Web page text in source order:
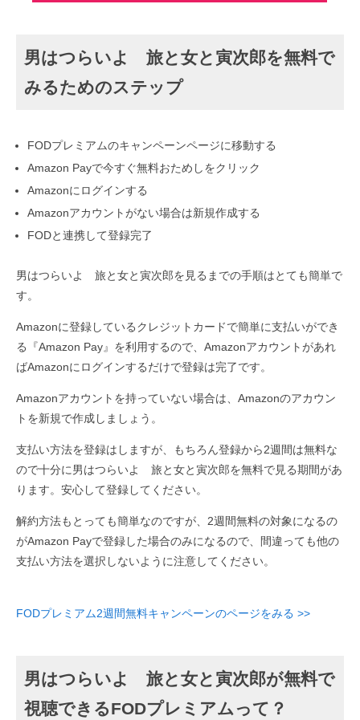
男はつらいよ 旅と女と寅次郎を無料で
みるためのステップ
FODプレミアムのキャンペーンページに移動する
Amazon Payで今すぐ無料おためしをクリック
Amazonにログインする
Amazonアカウントがない場合は新規作成する
FODと連携して登録完了
男はつらいよ 旅と女と寅次郎を見るまでの手順はとても簡単で
す。
Amazonに登録しているクレジットカードで簡単に支払いができ
る『Amazon Pay』を利用するので、Amazonアカウントがあれ
ばAmazonにログインするだけで登録は完了です。
Amazonアカウントを持っていない場合は、Amazonのアカウン
トを新規で作成しましょう。
支払い方法を登録はしますが、もちろん登録から2週間は無料な
ので十分に男はつらいよ 旅と女と寅次郎を無料で見る期間があ
ります。安心して登録してください。
解約方法もとっても簡単なのですが、2週間無料の対象になるの
がAmazon Payで登録した場合のみになるので、間違っても他の
支払い方法を選択しないように注意してください。
FODプレミアム2週間無料キャンペーンのページをみる >>
男はつらいよ 旅と女と寅次郎が無料で
視聴できるFODプレミアムって？